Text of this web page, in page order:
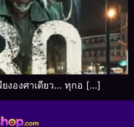
งองศาเดียว… ทุกอ […]